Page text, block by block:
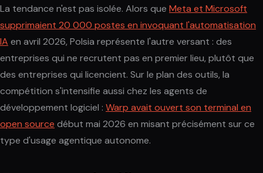
La tendance n'est pas isolée. Alors que Meta et Microsoft
supprimaient 20 000 postes en invoquant l'automatisation
IA en avril 2026, Polsia représente l'autre versant : des
entreprises qui ne recrutent pas en premier lieu, plutôt que
des entreprises qui licencient. Sur le plan des outils, la
compétition s'intensifie aussi chez les agents de
développement logiciel : Warp avait ouvert son terminal en
open source début mai 2026 en misant précisément sur ce
type d'usage agentique autonome.